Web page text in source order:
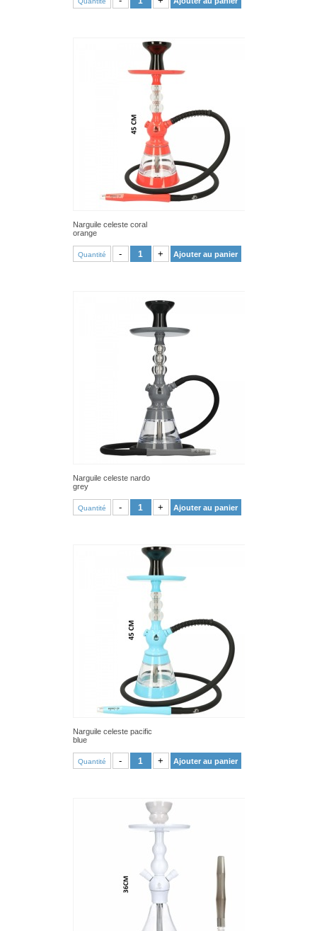
Narguile celeste coral
orange
Quantité - + Ajouter au panier
Narguile celeste nardo
grey
Quantité - + Ajouter au panier
Narguile celeste pacific
blue
Quantité - + Ajouter au panier